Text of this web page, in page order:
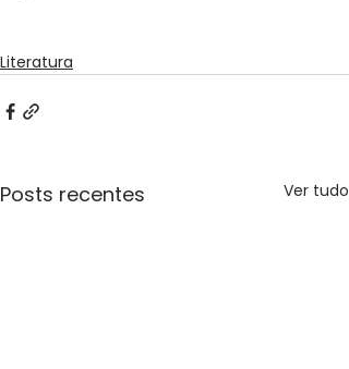
Literatura
Posts recentes Ver tudo